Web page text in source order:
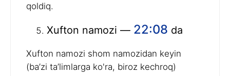
qoldiq.
Xufton namozi — 22:08 da
Xufton namozi shom namozidan keyin
(ba’zi ta’limlarga ko'ra, biroz kechroq)